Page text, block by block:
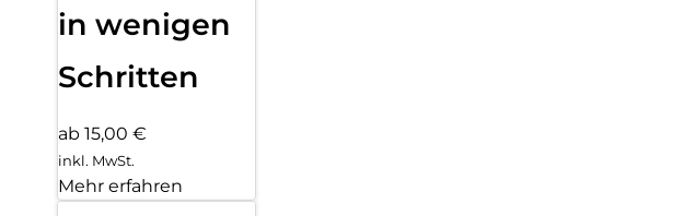
in wenigen
Schritten
ab 15,00 €
inkl. MwSt.
Mehr erfahren